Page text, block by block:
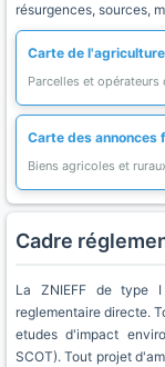
résurgences, sources,
Carte de
Parcelles et
Carte des annonces
Biens agricoles et
Cadre
La ZNIEFF de type
reglementaire directe.
etudes d'impact
SCOT). Tout projet